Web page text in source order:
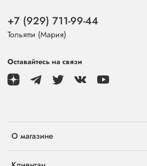
О магазине
+7 (929) 711-99-44
Тольятти (Мария)
Оставайтесь на связи